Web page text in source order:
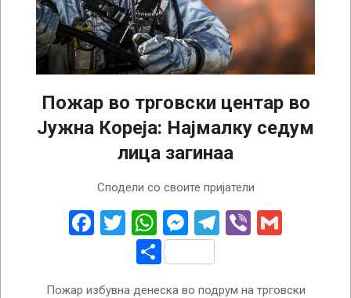
Пожар во трговски центар во
Јужна Кореја: Најмалку седум
лица загинаа
Сподели со своите пријатели
Facebook
Twitter
WhatsApp
Messenger
Telegram
Viber
Share
Пожар избувна денеска во подрум на трговски